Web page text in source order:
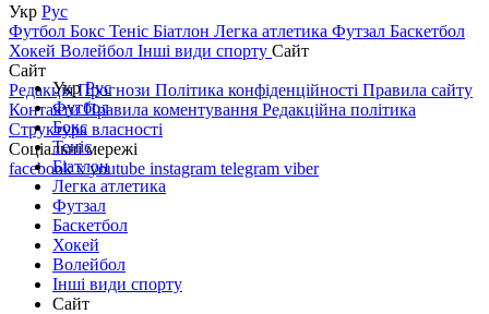
Укр Рус
Футбол Бокс Теніс Біатлон Легка атлетика Футзал Баскетбол
Хокей Волейбол Інші види спорту Сайт
Сайт
РедакціяПрогнози Політика конфіденційності Правила сайту
КонтактиПравила коментування Редакційна політика
Структура власності
Соціальні мережі
facebookxyoutube instagram telegram viber
УкрРус
Футбол
Бокс
Теніс
Біатлон
Легка атлетика
Футзал
Баскетбол
Хокей
Волейбол
Інші види спорту
Сайт